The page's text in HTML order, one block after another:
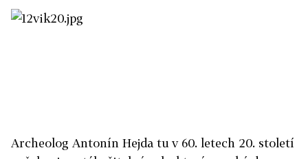
Archeolog Antonín Hejda tu v 60. letech 20. století